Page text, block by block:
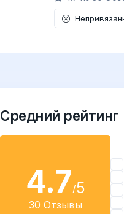
Средний рейтинг
4.7/5
30 Отзывы